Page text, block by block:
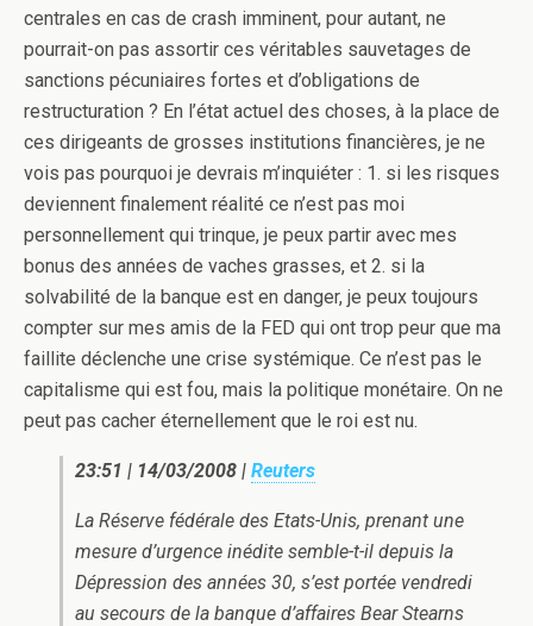
centrales en cas de crash imminent, pour autant, ne
pourrait-on pas assortir ces véritables sauvetages de
sanctions pécuniaires fortes et d’obligations de
restructuration ? En l’état actuel des choses, à la place de
ces dirigeants de grosses institutions financières, je ne
vois pas pourquoi je devrais m’inquiéter : 1. si les risques
deviennent finalement réalité ce n’est pas moi
personnellement qui trinque, je peux partir avec mes
bonus des années de vaches grasses, et 2. si la
solvabilité de la banque est en danger, je peux toujours
compter sur mes amis de la FED qui ont trop peur que ma
faillite déclenche une crise systémique. Ce n’est pas le
capitalisme qui est fou, mais la politique monétaire. On ne
peut pas cacher éternellement que le roi est nu.
23:51 | 14/03/2008 | Reuters
La Réserve fédérale des Etats-Unis, prenant une
mesure d’urgence inédite semble-t-il depuis la
Dépression des années 30, s’est portée vendredi
au secours de la banque d’affaires Bear Stearns